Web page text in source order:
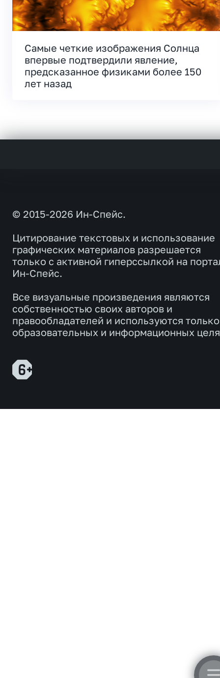
Самые четкие изображения Солнца
впервые подтвердили явление,
предсказанное физиками более 150
лет назад
© 2015-2026 Ин-Спейс.
Цитирование текстовых и использование
графических материалов разрешается
только с активной гиперссылкой на
Ин-Спейс.
Все визуальные произведения являются
собственностью своих авторов и
правообладателей и используются
образовательных и информационных